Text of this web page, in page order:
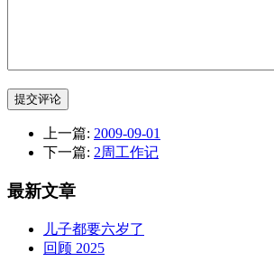
提交评论
上一篇: 2009-09-01
下一篇: 2周工作记
最新文章
儿子都要六岁了
回顾 2025